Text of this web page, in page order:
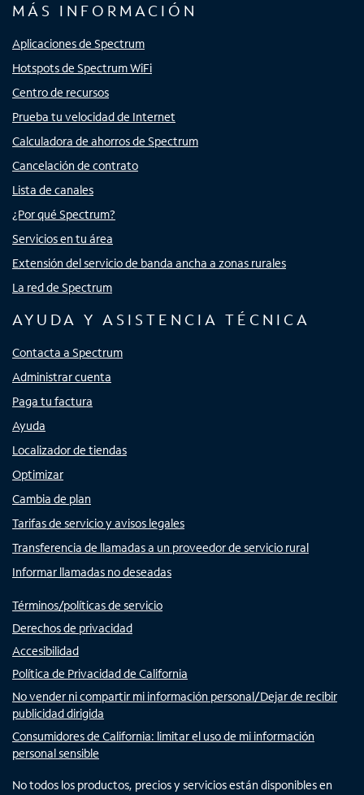
MÁS INFORMACIÓN
Aplicaciones de Spectrum
Hotspots de Spectrum WiFi
Centro de recursos
Prueba tu velocidad de Internet
Calculadora de ahorros de Spectrum
Cancelación de contrato
Lista de canales
¿Por qué Spectrum?
Servicios en tu área
Extensión del servicio de banda ancha a zonas rurales
La red de Spectrum
AYUDA Y ASISTENCIA TÉCNICA
Contacta a Spectrum
Administrar cuenta
Paga tu factura
Ayuda
Localizador de tiendas
Optimizar
Cambia de plan
Tarifas de servicio y avisos legales
Transferencia de llamadas a un proveedor de servicio rural
Informar llamadas no deseadas
Términos/políticas de servicio
Derechos de privacidad
Accesibilidad
Política de Privacidad de California
No vender ni compartir mi información personal/Dejar de recibir
publicidad dirigida
Consumidores de California: limitar el uso de mi información
personal sensible
No todos los productos, precios y servicios están disponibles en